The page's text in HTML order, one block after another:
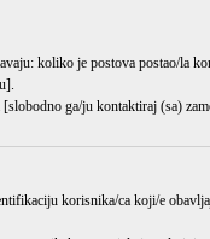
koliko je postova postao/la
ga/ju kontaktiraj (sa)
korisnika/ca koji/e